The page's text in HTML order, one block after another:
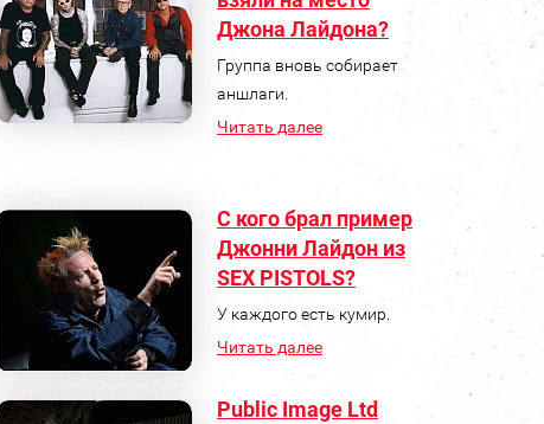
Джона Лайдона?
Группа вновь собирает
аншлаги.
Читать далее
С кого брал пример
Джонни Лайдон из
SEX PISTOLS?
У каждого есть кумир.
Читать далее
Public Image Ltd